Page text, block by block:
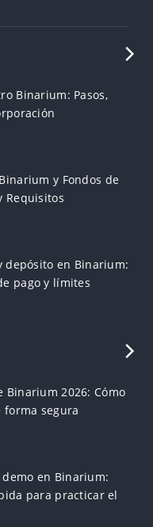
Binarium: Pasos,
y Fondos de
Requisitos
depósito en Binarium:
pago y límites
Binarium 2026: Cómo
segura
en Binarium:
para practicar el